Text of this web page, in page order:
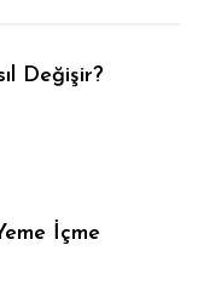
Değişir?
İçme